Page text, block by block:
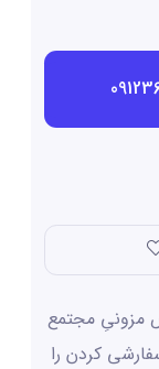
مزونیِ مجتمع
کردن را